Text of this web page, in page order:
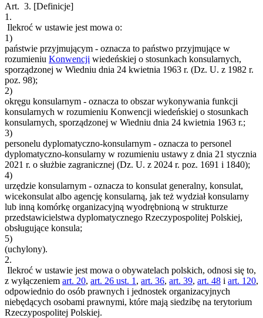
Art. 3. [Definicje]
1.
Ilekroć w ustawie jest mowa o:
1)
państwie przyjmującym - oznacza to państwo przyjmujące w
rozumieniu Konwencji wiedeńskiej o stosunkach konsularnych,
sporządzonej w Wiedniu dnia 24 kwietnia 1963 r. (Dz. U. z 1982 r.
poz. 98);
2)
okręgu konsularnym - oznacza to obszar wykonywania funkcji
konsularnych w rozumieniu Konwencji wiedeńskiej o stosunkach
konsularnych, sporządzonej w Wiedniu dnia 24 kwietnia 1963 r.;
3)
personelu dyplomatyczno-konsularnym - oznacza to personel
dyplomatyczno-konsularny w rozumieniu ustawy z dnia 21 stycznia
2021 r. o służbie zagranicznej (Dz. U. z 2024 r. poz. 1691 i 1840);
4)
urzędzie konsularnym - oznacza to konsulat generalny, konsulat,
wicekonsulat albo agencję konsularną, jak też wydział konsularny
lub inną komórkę organizacyjną wyodrębnioną w strukturze
przedstawicielstwa dyplomatycznego Rzeczypospolitej Polskiej,
obsługujące konsula;
5)
(uchylony).
2.
Ilekroć w ustawie jest mowa o obywatelach polskich, odnosi się to,
z wyłączeniem art. 20, art. 26 ust. 1 , art. 36, art. 39, art. 48 i art. 120,
odpowiednio do osób prawnych i jednostek organizacyjnych
niebędących osobami prawnymi, które mają siedzibę na terytorium
Rzeczypospolitej Polskiej.